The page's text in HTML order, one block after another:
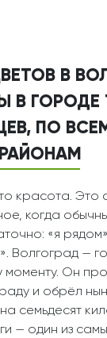
В
В ГОРОДЕ
ПО
РАЙОНАМ
красота. Это
когда
«я
Волгоград —
моменту. Он
и обрёл
семьдесят
— один из